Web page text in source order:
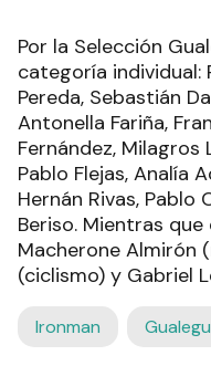
Por la Selección
categoría individual:
Pereda, Sebastián
Antonella Fariña,
Fernández, Milagros
Pablo Flejas, Analía
Hernán Rivas, Pablo
Beriso. Mientras
Macherone Almirón
(ciclismo) y Gabriel
Ironman